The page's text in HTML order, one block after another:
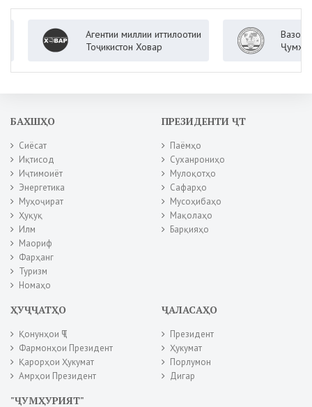
Агентии миллии иттилоотии
Тоҷикистон Ховар
Вазорати
Ҷумҳурии
БАХШҲО
Сиёсат
Иқтисод
Иҷтимоиёт
Энергетика
Муҳоҷират
Ҳуқуқ
Илм
Маориф
Фарҳанг
Туризм
Номаҳо
ПРЕЗИДЕНТИ ҶТ
Паёмҳо
Суханрониҳо
Мулоқотҳо
Сафарҳо
Мусоҳибаҳо
Мақолаҳо
Барқияҳо
ҲУҶҶАТҲО
Қонунҳои ҶТ
Фармонҳои Президент
Қарорҳои Ҳукумат
Амрҳои Президент
ҶАЛАСАҲО
Президент
Ҳукумат
Порлумон
Дигар
"ҶУМҲУРИЯТ"